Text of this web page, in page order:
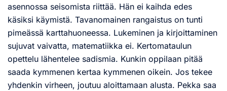
asennossa seisomista riittää. Hän ei kaihda edes
käsiksi käymistä. Tavanomainen rangaistus on tunti
pimeässä karttahuoneessa. Lukeminen ja kirjoittaminen
sujuvat vaivatta, matematiikka ei. Kertomataulun
opettelu lähentelee sadismia. Kunkin oppilaan pitää
saada kymmenen kertaa kymmenen oikein. Jos tekee
yhdenkin virheen, joutuu aloittamaan alusta. Pekka saa